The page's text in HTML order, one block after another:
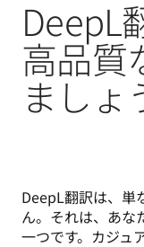
DeepLにおける翻
高品質なテキスト
Building an
DeepL
高品質
ましょ
DeepL翻訳は、単
ん。それは、あな
一つです。カジュ